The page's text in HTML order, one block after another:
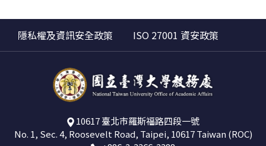
隱私權及資訊安全政策 ISO 27001 資安政策
10617 臺北市羅斯福路四段一號
No. 1, Sec. 4, Roosevelt Road, Taipei, 10617 Taiwan (ROC)